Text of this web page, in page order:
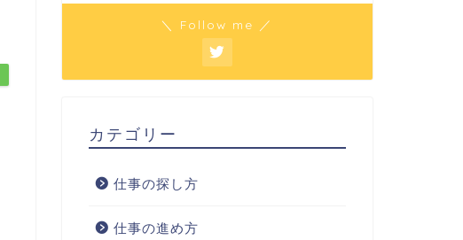
＼ Follow me ／
カテゴリー
仕事の探し方
仕事の進め方